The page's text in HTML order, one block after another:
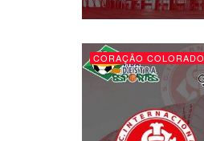
CORAÇÃO COLORADO